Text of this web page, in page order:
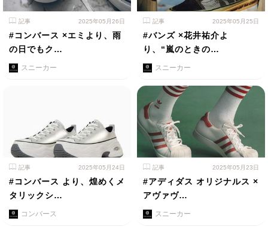
記事 2025年05月26日
#コンバース ×エミより、雨
の日でもク…
スニーカー
記事 2025年05月25日
#バンズ ×花井祐介よ
り、“嵐のときの…
スニーカー
記事 2025年05月24日
#コンバース より、煌めくメ
タリックシ…
コンバース
記事 2025年05月23日
#アディダス オリジナルス ×
アヴァヴ…
スニーカー